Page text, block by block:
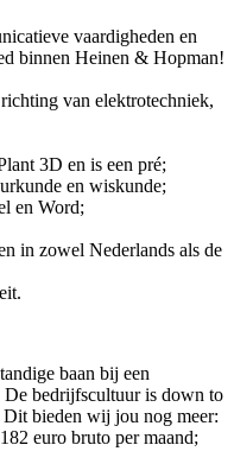
vaardigheden en
binnen Heinen & Hopman!
van elektrotechniek,
3D en is een pré;
en wiskunde;
en Word;
in zowel Nederlands als de
baan bij een
bedrijfscultuur is down to
bieden wij jou nog meer:
euro bruto per maand;